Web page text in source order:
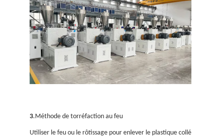
3.Méthode de torréfaction au feu
Utiliser le feu ou le rôtissage pour enlever le plastique collé